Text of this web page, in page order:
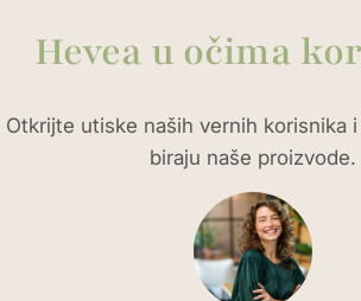
Hevea u očima
Otkrijte utiske naših vernih korisnika
biraju naše proizvode.